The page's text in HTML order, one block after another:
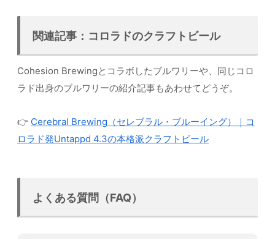
関連記事：コロラドのクラフトビール
Cohesion Brewingとコラボしたブルワリーや、同じコロ
ラド出身のブルワリーの紹介記事もあわせてどうぞ。
👉 Cerebral Brewing（セレブラル・ブルーイング）｜コ
ロラド発Untappd 4.3の本格派クラフトビール
よくある質問（FAQ）